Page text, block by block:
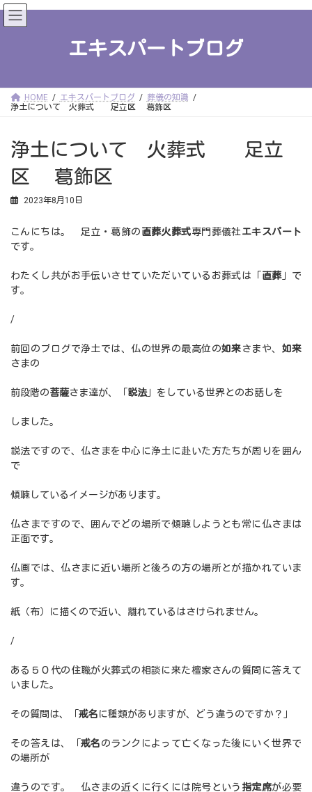
コ
ン
テ
ナ
ビ
ゲ
エキスパートブログ
HOME エキスパートブログ
葬儀の知識
浄土について 火葬式 足立区 葛飾区
浄土について 火葬式 足立
区 葛飾区
2023年8月10日
こんにちは。 足立・葛飾の直葬火葬式専門葬儀社エキスパート
です。
わたくし共がお手伝いさせていただいているお葬式は「 直葬」で
す。
/
前回のブログで浄土では、仏の世界の最高位の如来さまや、 如来
さまの
前段階の菩薩さま達が、「 説法」をしている世界とのお話しを
しました。
説法ですので、仏さまを中心に浄土に赴いた方たちが周りを囲ん
で
傾聴しているイメージがあります。
仏さまですので、囲んでどの場所で傾聴しようとも常に仏さまは
正面です。
仏画では、仏さまに近い場所と後ろの方の場所とが描かれていま
す。
紙（布）に描くので近い、離れているはさけられません。
/
ある５０代の住職が火葬式の相談に来た檀家さんの質問に答えて
いました。
その質問は、「 戒名に種類がありますが、どう違うのですか？」
その答えは、「 戒名のランクによって亡くなった後にいく世界で
の場所が
違うのです。 仏さまの近くに行くには院号という 指定席が必要